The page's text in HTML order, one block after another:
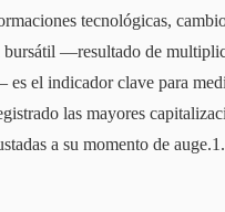
tecnológicas,
—resultado de
el indicador clave para
las mayores
a su momento de